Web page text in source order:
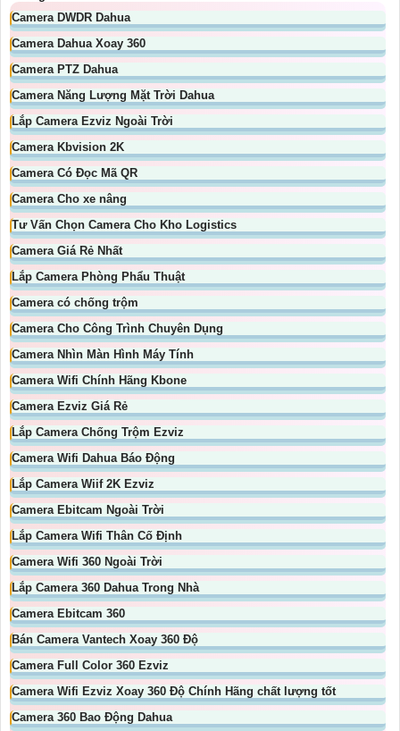
Camera DWDR Dahua
Camera Dahua Xoay 360
Camera PTZ Dahua
Camera Năng Lượng Mặt Trời Dahua
Lắp Camera Ezviz Ngoài Trời
Camera Kbvision 2K
Camera Có Đọc Mã QR
Camera Cho xe nâng
Tư Vấn Chọn Camera Cho Kho Logistics
Camera Giá Rẻ Nhất
Lắp Camera Phòng Phẩu Thuật
Camera có chống trộm
Camera Cho Công Trình Chuyên Dụng
Camera Nhìn Màn Hình Máy Tính
Camera Wifi Chính Hãng Kbone
Camera Ezviz Giá Rẻ
Lắp Camera Chống Trộm Ezviz
Camera Wifi Dahua Báo Động
Lắp Camera Wiif 2K Ezviz
Camera Ebitcam Ngoài Trời
Lắp Camera Wifi Thân Cố Định
Camera Wifi 360 Ngoài Trời
Lắp Camera 360 Dahua Trong Nhà
Camera Ebitcam 360
Bán Camera Vantech Xoay 360 Độ
Camera Full Color 360 Ezviz
Camera Wifi Ezviz Xoay 360 Độ Chính Hãng chất lượng tốt
Camera 360 Bao Động Dahua